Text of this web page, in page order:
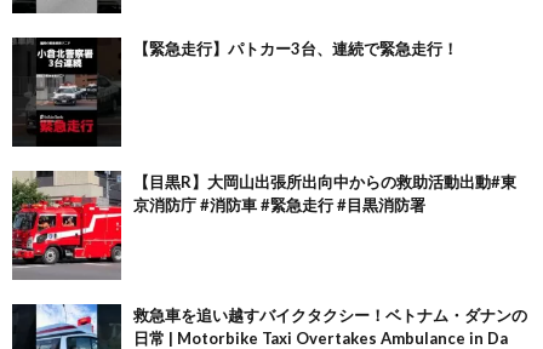
【緊急走行】パトカー3台、連続で緊急走行！
【目黒R】大岡山出張所出向中からの救助活動出動#東
京消防庁 #消防車 #緊急走行 #目黒消防署
救急車を追い越すバイクタクシー！ベトナム・ダナンの
日常 | Motorbike Taxi Overtakes Ambulance in Da